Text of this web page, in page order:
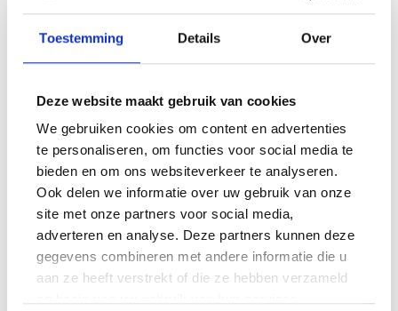
Toestemming Details Over
Deze website maakt gebruik van cookies
We gebruiken cookies om content en advertenties
te personaliseren, om functies voor social media te
bieden en om ons websiteverkeer te analyseren.
Ook delen we informatie over uw gebruik van onze
site met onze partners voor social media,
adverteren en analyse. Deze partners kunnen deze
gegevens combineren met andere informatie die u
aan ze heeft verstrekt of die ze hebben verzameld
Gerelateerde producten
ZEELEEUW MET BEANS
(27CM)
8.99 Vdm Paard in handtasje
15cm wit